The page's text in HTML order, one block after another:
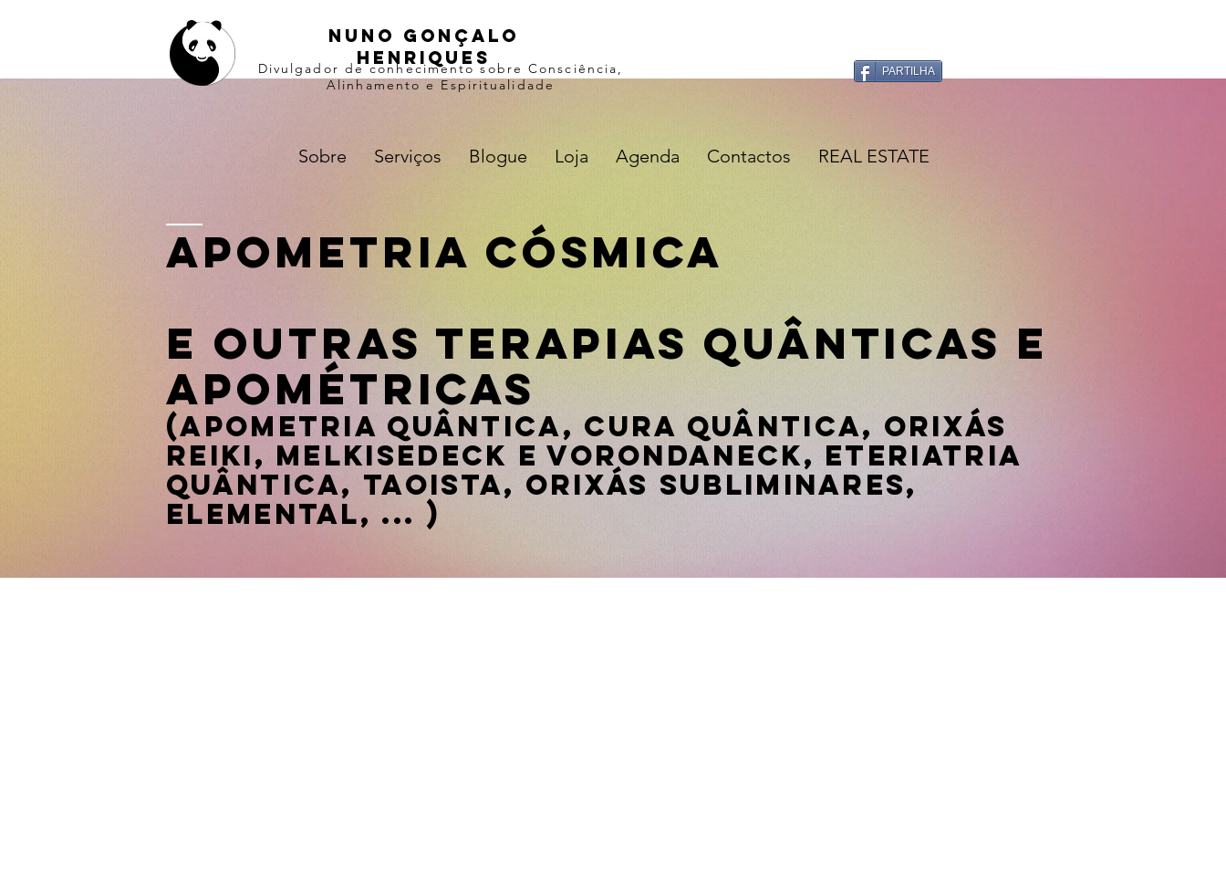
Nuno gonçalo
henriques
Divulgador de conhecimento sobre Consciência,
Alinhamento e Espiritualidade
PARTILHA
Sobre Serviços Blogue Loja Agenda Contactos REAL ESTATE
Apometria Cósmica
e outras Terapias Quânticas e
Apométricas
(Apometria Quântica, Cura Quântica, Orixás
Reiki, Melkisedeck e Vorondaneck, Eteriatria
Quântica, Taoista, Orixás Subliminares,
Elemental, ... )